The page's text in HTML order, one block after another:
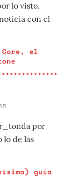
lo visto,
con el
Core, el
por
lo de las
guía